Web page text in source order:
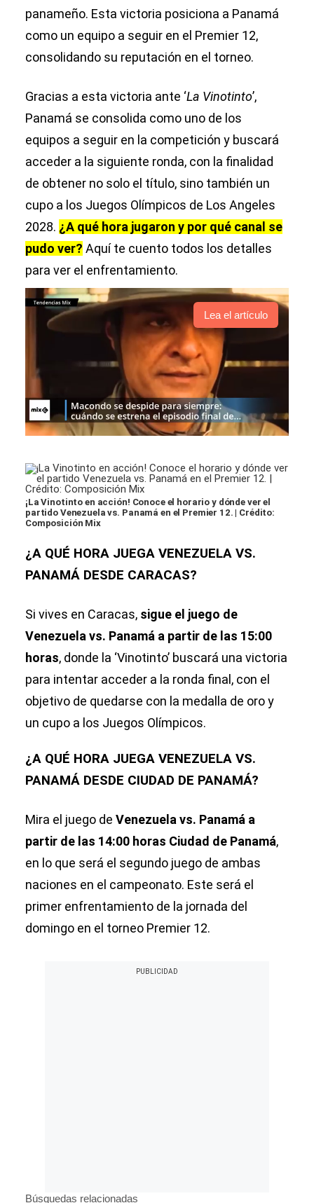
panameño. Esta victoria posiciona a Panamá
como un equipo a seguir en el Premier 12,
consolidando su reputación en el torneo.
Gracias a esta victoria ante ‘La Vinotinto’,
Panamá se consolida como uno de los
equipos a seguir en la competición y buscará
acceder a la siguiente ronda, con la finalidad
de obtener no solo el título, sino también un
cupo a los Juegos Olímpicos de Los Angeles
2028. ¿A qué hora jugaron y por qué canal se
pudo ver? Aquí te cuento todos los detalles
para ver el enfrentamiento.
Lea el artículo
¡La Vinotinto en acción! Conoce el horario y dónde ver el
partido Venezuela vs. Panamá en el Premier 12. | Crédito:
Composición Mix
¿A QUÉ HORA JUEGA VENEZUELA VS.
PANAMÁ DESDE CARACAS?
Si vives en Caracas, sigue el juego de
Venezuela vs. Panamá a partir de las 15:00
horas, donde la ‘Vinotinto’ buscará una victoria
para intentar acceder a la ronda final, con el
objetivo de quedarse con la medalla de oro y
un cupo a los Juegos Olímpicos.
¿A QUÉ HORA JUEGA VENEZUELA VS.
PANAMÁ DESDE CIUDAD DE PANAMÁ?
Mira el juego de Venezuela vs. Panamá a
partir de las 14:00 horas Ciudad de Panamá,
en lo que será el segundo juego de ambas
naciones en el campeonato. Este será el
primer enfrentamiento de la jornada del
domingo en el torneo Premier 12.